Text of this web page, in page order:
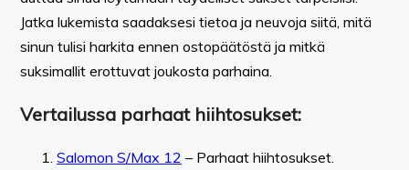
Jatka lukemista saadaksesi tietoa ja neuvoja siitä, mitä
sinun tulisi harkita ennen ostopäätöstä ja mitkä
suksimallit erottuvat joukosta parhaina.
Vertailussa parhaat hiihtosukset:
Salomon S/Max 12 – Parhaat hiihtosukset.